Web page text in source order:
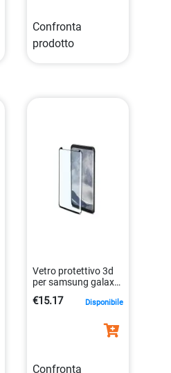
Confronta
prodotto
Vetro protettivo 3d
per samsung galaxy
s9 plus nero
antiimpronta
€15.17 Disponibile
Confronta